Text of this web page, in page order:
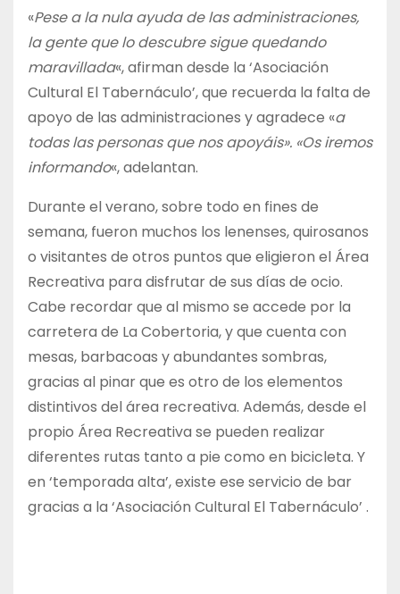
«Pese a la nula ayuda de las administraciones,
la gente que lo descubre sigue quedando
maravillada«, afirman desde la ‘Asociación
Cultural El Tabernáculo’, que recuerda la falta de
apoyo de las administraciones y agradece «a
todas las personas que nos apoyáis». «Os iremos
informando«, adelantan.
Durante el verano, sobre todo en fines de
semana, fueron muchos los lenenses, quirosanos
o visitantes de otros puntos que eligieron el Área
Recreativa para disfrutar de sus días de ocio.
Cabe recordar que al mismo se accede por la
carretera de La Cobertoria, y que cuenta con
mesas, barbacoas y abundantes sombras,
gracias al pinar que es otro de los elementos
distintivos del área recreativa. Además, desde el
propio Área Recreativa se pueden realizar
diferentes rutas tanto a pie como en bicicleta. Y
en ‘temporada alta’, existe ese servicio de bar
gracias a la ‘Asociación Cultural El Tabernáculo’ .